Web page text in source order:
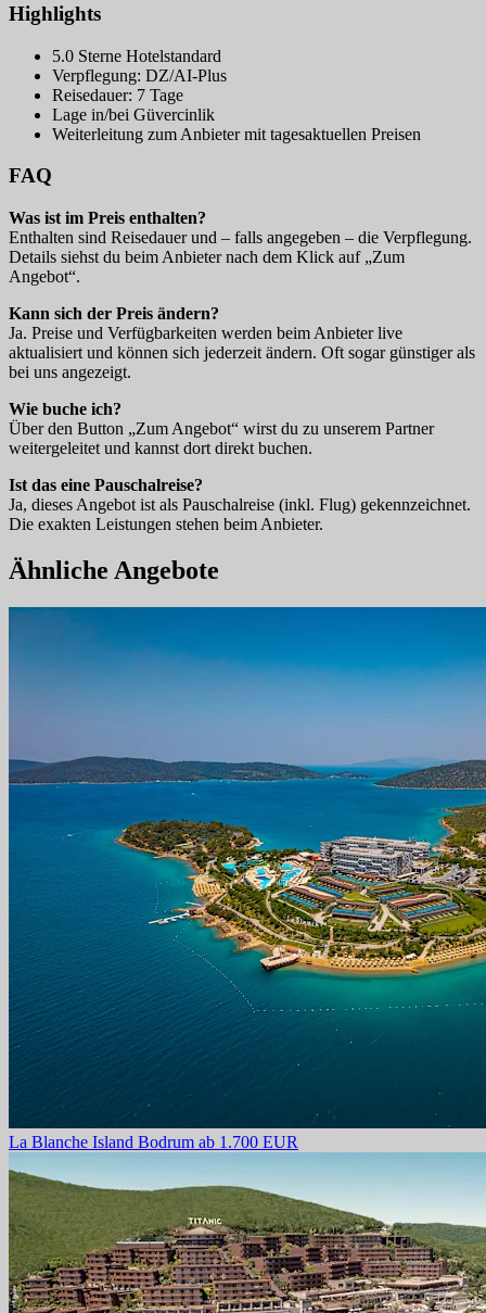
Highlights
5.0 Sterne Hotelstandard
Verpflegung: DZ/AI-Plus
Reisedauer: 7 Tage
Lage in/bei Güvercinlik
Weiterleitung zum Anbieter mit tagesaktuellen Preisen
FAQ
Was ist im Preis enthalten?
Enthalten sind Reisedauer und – falls angegeben – die Verpflegung.
Details siehst du beim Anbieter nach dem Klick auf „Zum
Angebot“.
Kann sich der Preis ändern?
Ja. Preise und Verfügbarkeiten werden beim Anbieter live
aktualisiert und können sich jederzeit ändern. Oft sogar günstiger als
bei uns angezeigt.
Wie buche ich?
Über den Button „Zum Angebot“ wirst du zu unserem Partner
weitergeleitet und kannst dort direkt buchen.
Ist das eine Pauschalreise?
Ja, dieses Angebot ist als Pauschalreise (inkl. Flug) gekennzeichnet.
Die exakten Leistungen stehen beim Anbieter.
Ähnliche Angebote
La Blanche Island Bodrum ab 1.700 EUR